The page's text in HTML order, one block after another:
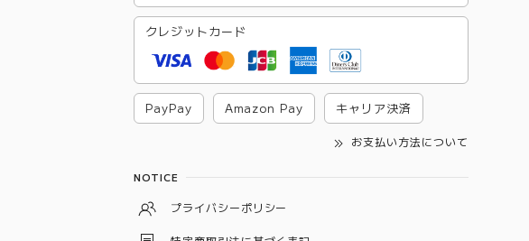
クレジットカード
PayPay Amazon Pay キャリア決済
お支払い方法について
NOTICE
プライバシーポリシー